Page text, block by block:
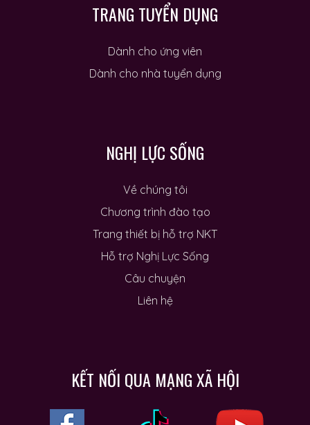
TRANG TUYỂN DỤNG
Dành cho ứng viên
Dành cho nhà tuyển dụng
NGHỊ LỰC SỐNG
Về chúng tôi
Chương trình đào tạo
Trang thiết bị hỗ trợ NKT
Hỗ trợ Nghị Lực Sống
Câu chuyện
Liên hệ
KẾT NỐI QUA MẠNG XÃ HỘI